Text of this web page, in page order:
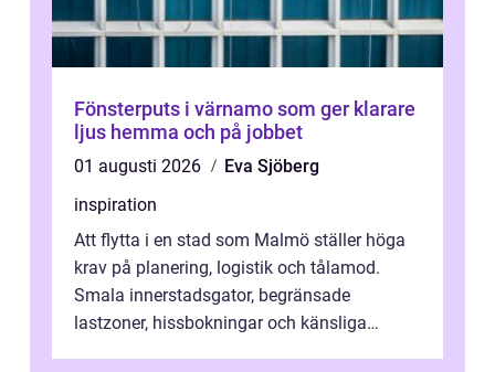
Fönsterputs i värnamo som ger klarare
ljus hemma och på jobbet
01 augusti 2026
Eva Sjöberg
inspiration
Att flytta i en stad som Malmö ställer höga
krav på planering, logistik och tålamod.
Smala innerstadsgator, begränsade
lastzoner, hissbokningar och känsliga